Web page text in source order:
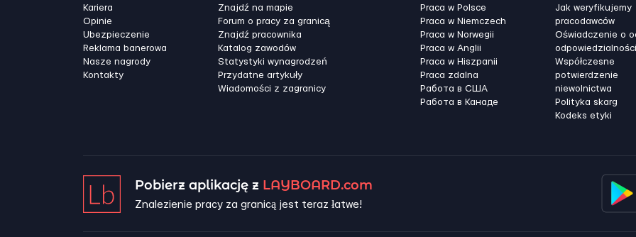
Kariera
Opinie
Ubezpieczenie
Reklama banerowa
Nasze nagrody
Kontakty
Znajdź na mapie
Forum o pracy za granicą
Znajdź pracownika
Katalog zawodów
Statystyki wynagrodzeń
Przydatne artykuły
Wiadomości z zagranicy
Praca w Polsce
Praca w Niemczech
Praca w Norwegii
Praca w Anglii
Praca w Hiszpanii
Praca zdalna
Работа в США
Работа в Канадe
Jak weryfikujemy
pracodawców
Oświadczenie o
odpowiedzialności
Współczesne
potwierdzenie
niewolnictwa
Polityka skarg
Kodeks etyki
Pobierz aplikację z LAYBOARD.com
Znalezienie pracy za granicą jest teraz łatwe!